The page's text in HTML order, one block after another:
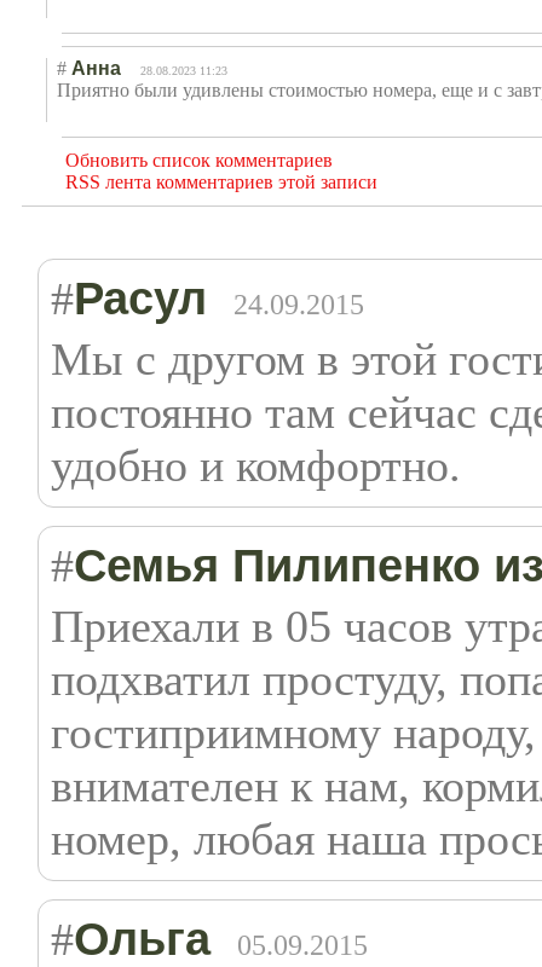
# Анна 28.08.2023 11:23
Приятно были удивлены стоимостью номера, еще и с
Обновить список комментариев
RSS лента комментариев этой записи
#Расул 24.09.2015
Мы с другом в этой
постоянно там сейчас
удобно и комфортно.
#Семья Пилипенко
Приехали в 05 часов
подхватил простуду,
гостиприимному
внимателен к нам,
номер, любая наша
#Ольга 05.09.2015